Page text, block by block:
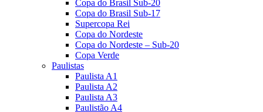
Copa do Brasil Sub-20
Copa do Brasil Sub-17
Supercopa Rei
Copa do Nordeste
Copa do Nordeste – Sub-20
Copa Verde
Paulistas
Paulista A1
Paulista A2
Paulista A3
Paulistão A4